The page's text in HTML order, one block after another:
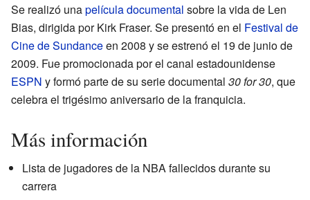
Se realizó unapelícula documental sobre la vida de Len
Bias, dirigida por Kirk Fraser. Se presentó en el Festival de
Cine de Sundanceen 2008 y se estrenó el 19 de junio de
2009. Fue promocionada por el canal estadounidense
ESPN y formó parte de su serie documental 30 for 30, que
celebra el trigésimo aniversario de la franquicia.
Más información
Lista de jugadores de la NBA fallecidos durante su
carrera